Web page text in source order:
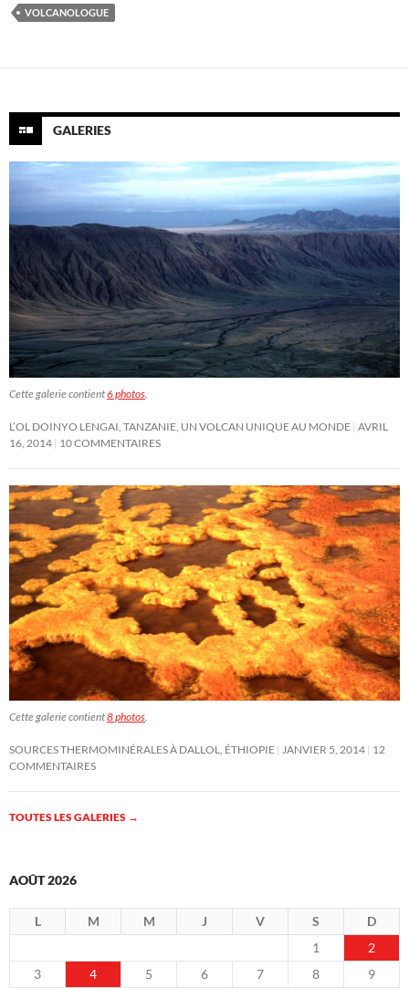
VOLCANOLOGUE
GALERIES
Cette galerie contient6 photos
L’OL DOINYO LENGAI, TANZANIE, UN VOLCAN UNIQUE AU MONDE AVRIL
16, 2014 10 COMMENTAIRES
Cette galerie contient8 photos.
SOURCES THERMOMINÉRALES À DALLOL, ÉTHIOPIE JANVIER 5, 2014 12
COMMENTAIRES
TOUTES LES GALERIES →
AOÛT 2026
L M M J V S
D
1
2
3
4 5 6 7 8
9